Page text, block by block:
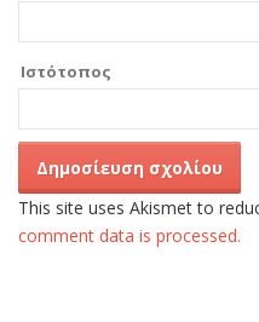
Ιστότοπος
This site uses Akismet to
comment data is processed.